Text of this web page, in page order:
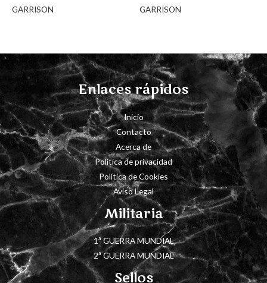
GARRISON
GARRISON
Enlaces rápidos
Inicio
Contacto
Acerca de
Política de privacidad
Política de Cookies
Aviso Legal
Militaria
1ª GUERRA MUNDIAL
2ª GUERRA MUNDIAL
Sellos